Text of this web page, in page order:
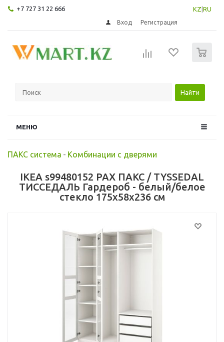
+7 727 31 22 666 KZ RU
Вход Регистрация
Найти
МЕНЮ
ПАКС система - Комбинации с дверями
IKEA s99480152 PAX ПАКС / TYSSEDAL
ТИССЕДАЛЬ Гардероб - белый/белое
стекло 175x58x236 см